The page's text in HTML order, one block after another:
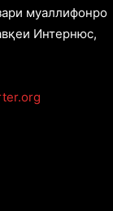
муаллифонро
Интернюс,